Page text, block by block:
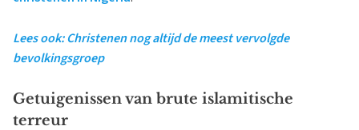
Lees ook: Christenen nog altijd de meest vervolgde
bevolkingsgroep
Getuigenissen van brute islamitische
terreur